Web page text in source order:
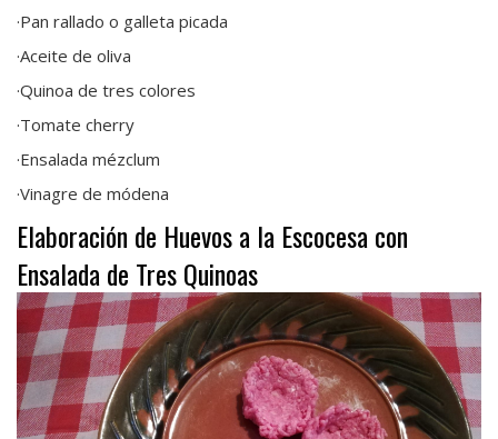
·Pan rallado o galleta picada
·Aceite de oliva
·Quinoa de tres colores
·Tomate cherry
·Ensalada mézclum
·Vinagre de módena
Elaboración de Huevos a la Escocesa con
Ensalada de Tres Quinoas